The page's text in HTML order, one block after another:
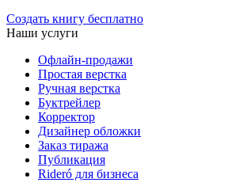
Создать книгу бесплатно
Наши услуги
Офлайн-продажи
Простая верстка
Ручная верстка
Буктрейлер
Корректор
Дизайнер обложки
Заказ тиража
Публикация
Rideró для бизнеса